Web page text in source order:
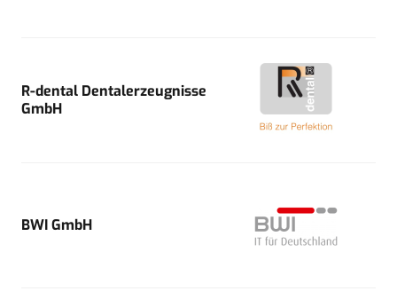
R-dental Dentalerzeugnisse
GmbH
BWI GmbH